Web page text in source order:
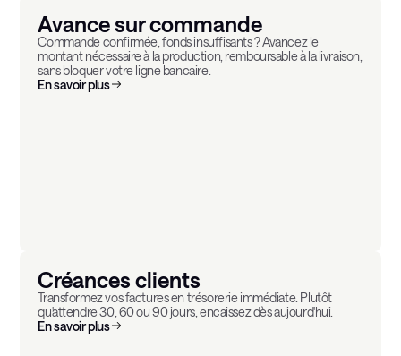
Avance sur commande
Commande confirmée, fonds insuffisants ? Avancez le
montant nécessaire à la production, remboursable à la livraison,
sans bloquer votre ligne bancaire.
En savoir plus
Créances clients
Transformez vos factures en trésorerie immédiate. Plutôt
qu'attendre 30, 60 ou 90 jours, encaissez dès aujourd'hui.
En savoir plus